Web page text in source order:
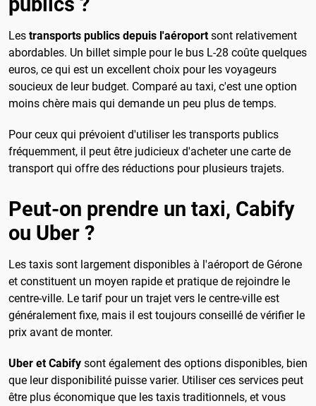
Les transports publics depuis l'aéroportsont relativement
abordables. Un billet simple pour le bus L-28 coûte quelques
euros, ce qui est un excellent choix pour les voyageurs
soucieux de leur budget. Comparé au taxi, c'est une option
moins chère mais qui demande un peu plus de temps.
Pour ceux qui prévoient d'utiliser les transports publics
fréquemment, il peut être judicieux d'acheter une carte de
transport qui offre des réductions pour plusieurs trajets.
Peut-on prendre un taxi, Cabify
ou Uber ?
Les taxis sont largement disponibles à l'aéroport de Gérone
et constituent un moyen rapide et pratique de rejoindre le
centre-ville. Le tarif pour un trajet vers le centre-ville est
généralement fixe, mais il est toujours conseillé de vérifier le
prix avant de monter.
Uber et Cabify sont également des options disponibles, bien
que leur disponibilité puisse varier. Utiliser ces services peut
être plus économique que les taxis traditionnels, et vous